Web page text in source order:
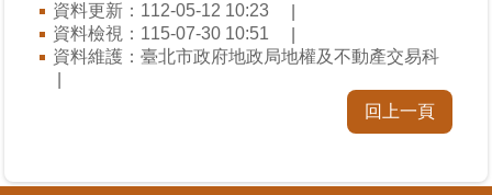
業
者
合
資料更新：112-05-12 10:23
資料檢視：115-07-30 10:51
資料維護：臺北市政府地政局地權及不動產交易科
回上一頁